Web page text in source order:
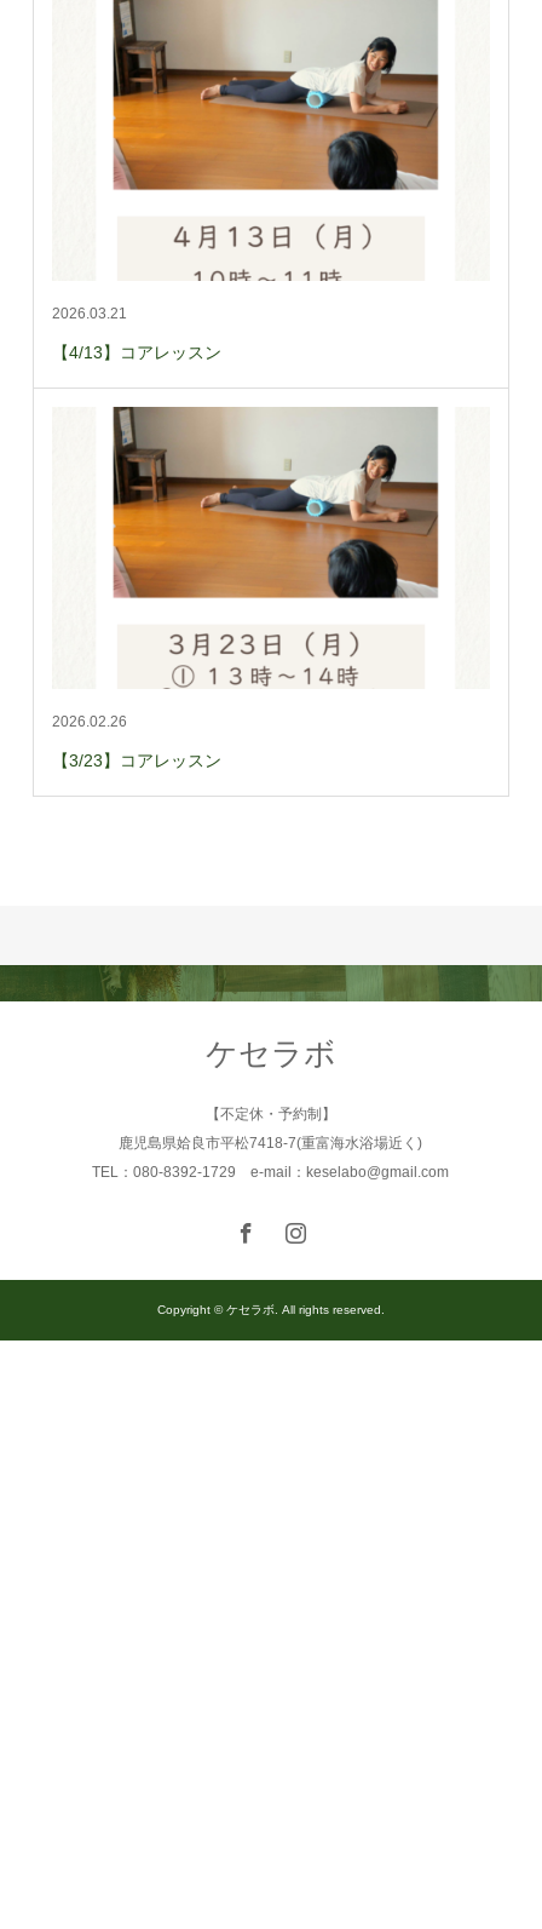
2026.03.21
【4/13】コアレッスン
2026.02.26
【3/23】コアレッスン
ケセラボ
【不定休・予約制】
鹿児島県姶良市平松7418-7(重富海水浴場近く)
TEL：080-8392-1729 e-mail：keselabo@gmail.com
Copyright © ケセラボ. All rights reserved.